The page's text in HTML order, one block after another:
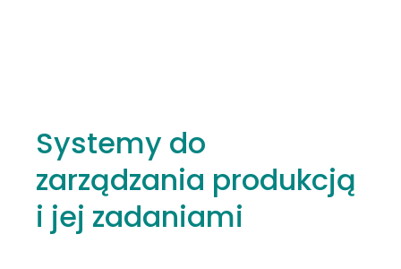
Systemy do
zarządzania produkcją
i jej zadaniami